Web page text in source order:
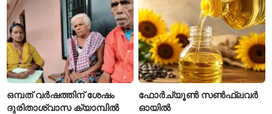
ഒമ്പത് വർഷത്തിന് ശേഷം
ദുരിതാശ്വാസ ക്യാമ്പിൽ
ഫോർച്യൂൺ സൺഫ്ലവർ
ഓയിൽ